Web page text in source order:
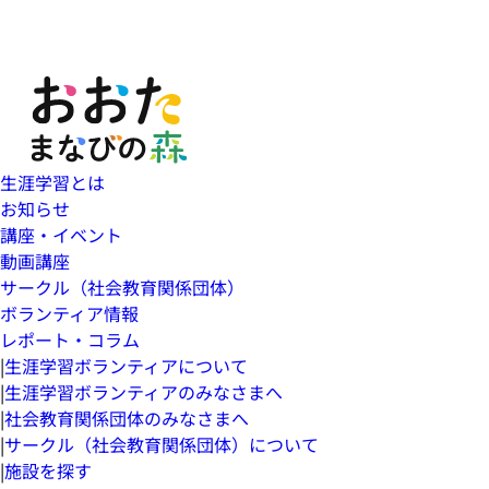
生涯学習とは
お知らせ
講座・イベント
動画講座
サークル（社会教育関係団体）
ボランティア情報
レポート・コラム
|生涯学習ボランティアについて
|生涯学習ボランティアのみなさまへ
|社会教育関係団体のみなさまへ
|サークル（社会教育関係団体）について
|施設を探す